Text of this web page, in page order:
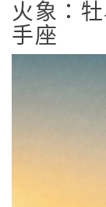
火象：
手座